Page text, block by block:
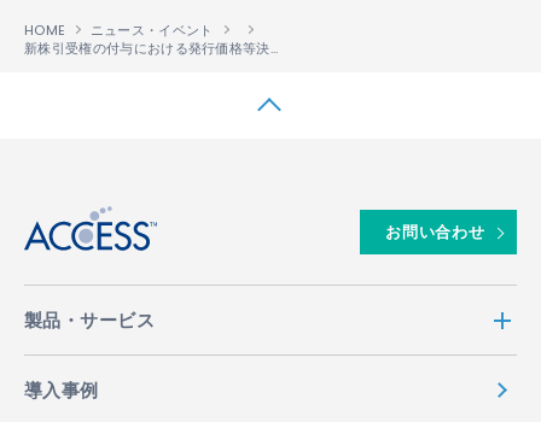
HOME
ニュース・イベント
新株引受権の付与における発行価格等決定のお知らせ
お問い合わせ
製品・サービス
導入事例